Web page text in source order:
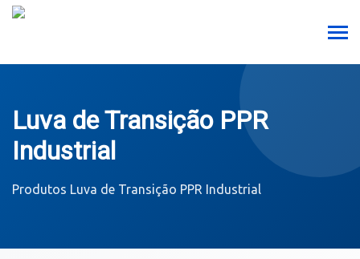
Luva de Transição PPR
Industrial
Produtos Luva de Transição PPR Industrial